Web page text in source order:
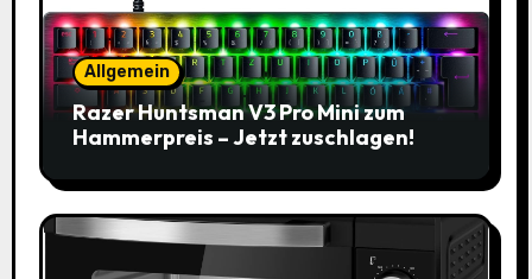
Allgemein
Razer Huntsman V3 Pro Mini zum
Hammerpreis – Jetzt zuschlagen!